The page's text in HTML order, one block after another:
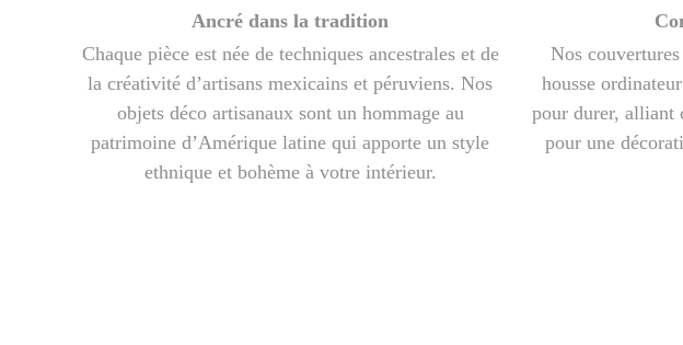
Ancré dans la tradition
Chaque pièce est née de techniques ancestrales et de
la créativité d’artisans mexicains et péruviens. Nos
objets déco artisanaux sont un hommage au
patrimoine d’Amérique latine qui apporte un style
ethnique et bohème à votre intérieur.
Nos
housse
pour durer, alliant
pour une